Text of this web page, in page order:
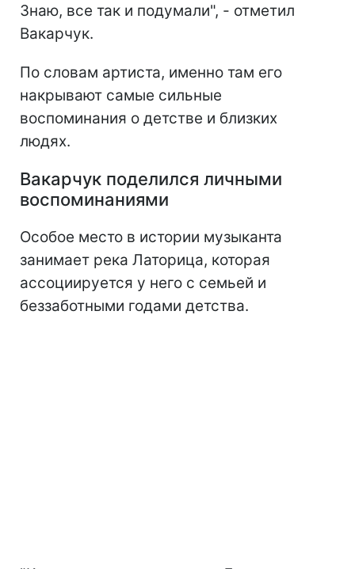
Знаю, все так и подумали", - отметил
Вакарчук.
По словам артиста, именно там его
накрывают самые сильные
воспоминания о детстве и близких
людях.
Вакарчук поделился личными
воспоминаниями
Особое место в истории музыканта
занимает река Латорица, которая
ассоциируется у него с семьей и
беззаботными годами детства.